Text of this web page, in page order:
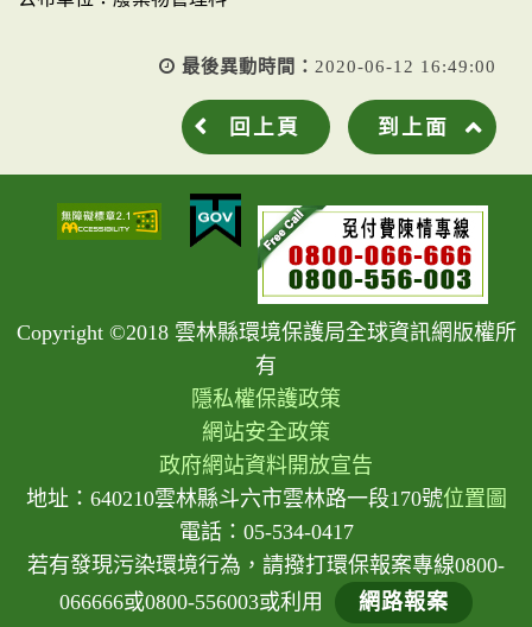
最後異動時間： 2020-06-12 16:49:00
回上頁 到上面
Copyright ©2018 雲林縣環境保護局全球資訊網版權所
有
隱私權保護政策
網站安全政策
政府網站資料開放宣告
地址：640210雲林縣斗六市雲林路一段170號位置圖
電話：05-534-0417
若有發現污染環境行為，請撥打環保報案專線0800-
066666或0800-556003或利用
網路報案